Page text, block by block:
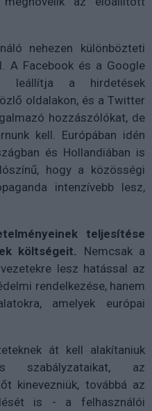
nehezen különbözteti
A Facebook és a Google
leállítja a hirdetések
oldalakon, és a Twitter
hozzászólókat, de
kell. Európában idén
és Hollandiában is
hogy a közösségi
intenzívebb lesz,
teljesítése
költségeit. Nemcsak a
lesz hatással az
rendelkezése, hanem
amelyek európai
át kell alakítaniuk
szabályzataikat, az
kinevezniük, továbbá az
is - a felhasználói